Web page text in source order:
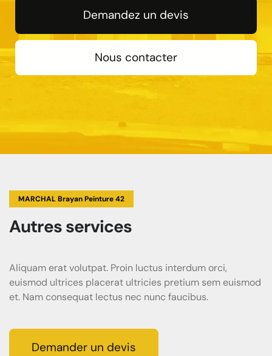
Demandez un devis
Nous contacter
MARCHAL Brayan Peinture 42
Autres services
Aliquam erat volutpat. Proin luctus interdum orci,
euismod ultrices placerat ultricies pretium sem euismod
et. Nam consequat lectus nec nunc faucibus.
Demander un devis